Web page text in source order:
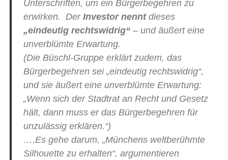
Unterschriften, um ein Bürgerbegehren zu
erwirken. Der Investor nenntdieses
„eindeutig rechtswidrig“– und äußert eine
unverblümte Erwartung.
(Die Büschl-Gruppe erklärt zudem, das
Bürgerbegehren sei „eindeutig rechtswidrig“,
und sie äußert eine unverblümte Erwartung:
„Wenn sich der Stadtrat an Recht und Gesetz
hält, dann muss er das Bürgerbegehren für
unzulässig erklären.“)
….Es gehe darum, „Münchens weltberühmte
Silhouette zu erhalten“, argumentieren